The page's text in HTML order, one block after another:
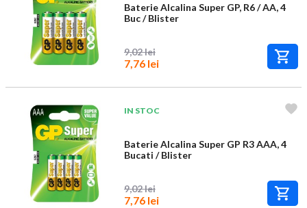
Baterie Alcalina Super GP, R6 / AA, 4
Buc / Blister
9,02 lei
7,76 lei
IN STOC
Baterie Alcalina Super GP R3 AAA, 4
Bucati / Blister
9,02 lei
7,76 lei